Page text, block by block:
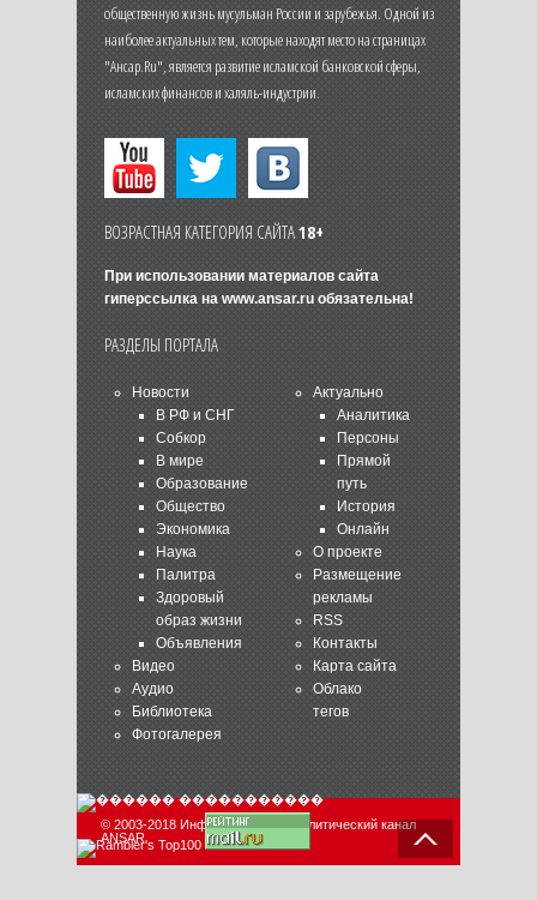
общественную жизнь мусульман России и зарубежья. Одной из
наиболее актуальных тем, которые находят место на страницах
"Ансар.Ru", является развитие исламской банковской сферы,
исламских финансов и халяль-индустрии.
ВОЗРАСТНАЯ КАТЕГОРИЯ САЙТА18+
При использовании материалов сайта
гиперссылка на www.ansar.ruобязательна!
РАЗДЕЛЫ ПОРТАЛА
Новости
В РФ и СНГ
Собкор
В мире
Образование
Общество
Экономика
Наука
Палитра
Здоровый
образ жизни
Объявления
Видео
Аудио
Библиотека
Фотогалерея
Актуально
Аналитика
Персоны
Прямой
путь
История
Онлайн
О проекте
Размещение
рекламы
RSS
Контакты
Карта сайта
Облако
тегов
© 2003-2018 Информационно-аналитический канал
ANSAR